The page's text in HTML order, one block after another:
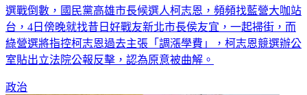
選戰倒數，國民黨高雄市長候選人柯志恩，頻頻找藍營大咖站
台，4日傍晚就找昔日好戰友新北市長侯友宜，一起掃街，而
綠營選將指控柯志恩過去主張「調漲學費」，柯志恩競選辦公
室貼出立法院公報反擊，認為原意被曲解。
政治